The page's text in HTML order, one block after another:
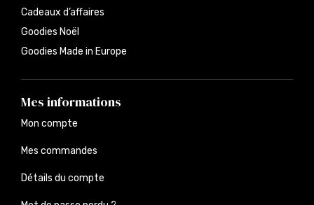
Cadeaux d’affaires
Goodies Noël
Goodies Made in Europe
Mes informations
Mon compte
Mes commandes
Détails du compte